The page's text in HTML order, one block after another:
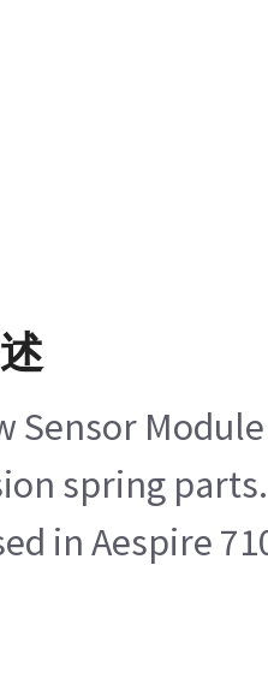
Sensor
spring
in Aespire